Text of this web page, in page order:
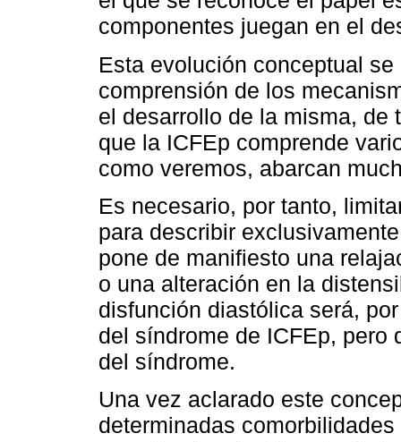
componentes juegan en el
Esta evolución conceptual
comprensión de los
el desarrollo de la misma, de
que la ICFEp comprende
como veremos, abarcan
Es necesario, por tanto,
para describir
pone de manifiesto una
o una alteración en la
disfunción diastólica será,
del síndrome de ICFEp, pero
del síndrome.
Una vez aclarado este
determinadas